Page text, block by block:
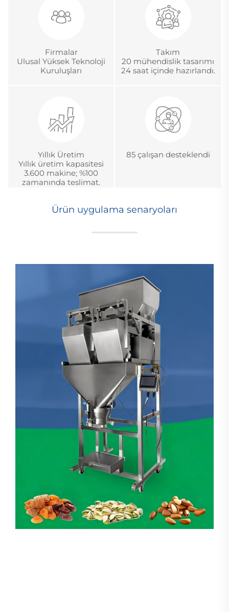
Firmalar
Ulusal Yüksek Teknoloji
Kuruluşları
Takım
20 mühendislik tasarımı
24 saat içinde hazırlandı.
Yıllık Üretim
Yıllık üretim kapasitesi
3.600 makine; %100
zamanında teslimat.
85 çalışan desteklendi
Ürün uygulama senaryoları